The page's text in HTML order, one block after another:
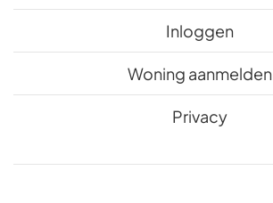
Inloggen
Woning aanmelden
Privacy